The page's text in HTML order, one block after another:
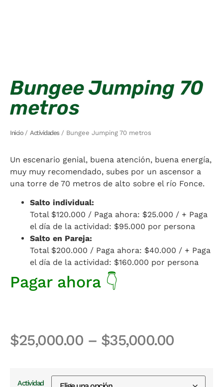
Bungee Jumping 70
metros
Inicio/ Actividades/ Bungee Jumping 70 metros
Un escenario genial, buena atención, buena energía,
muy muy recomendado, subes por un ascensor a
una torre de 70 metros de alto sobre el río Fonce.
Salto individual:
Total $120.000 / Paga ahora: $25.000 / + Paga
el día de la actividad: $95.000 por persona
Salto en Pareja:
Total $200.000 / Paga ahora: $40.000 / + Paga
el día de la actividad: $160.000 por persona
Pagar ahora 👇
$25,000.00 – $35,000.00
Actividad